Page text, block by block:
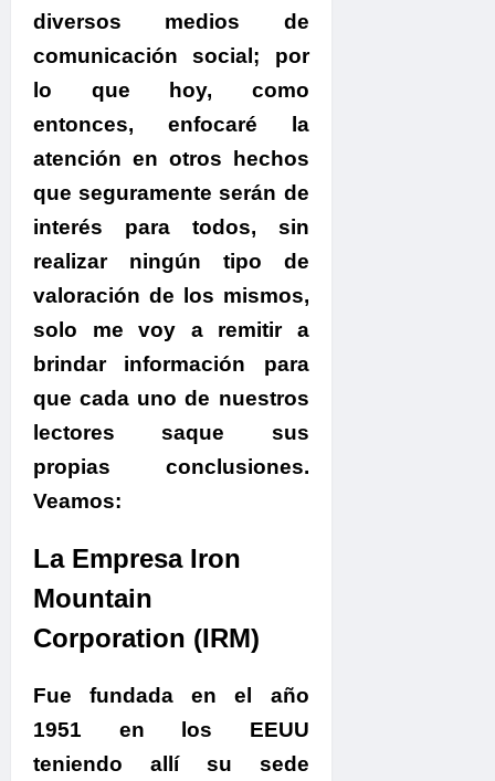
diversos medios de
comunicación social; por
lo que hoy, como
entonces, enfocaré la
atención en otros hechos
que seguramente serán de
interés para todos, sin
realizar ningún tipo de
valoración de los mismos,
solo me voy a remitir a
brindar información para
que cada uno de nuestros
lectores saque sus
propias conclusiones.
Veamos:
La Empresa Iron
Mountain
Corporation (IRM)
Fue fundada en el año
1951 en los EEUU
teniendo allí su sede